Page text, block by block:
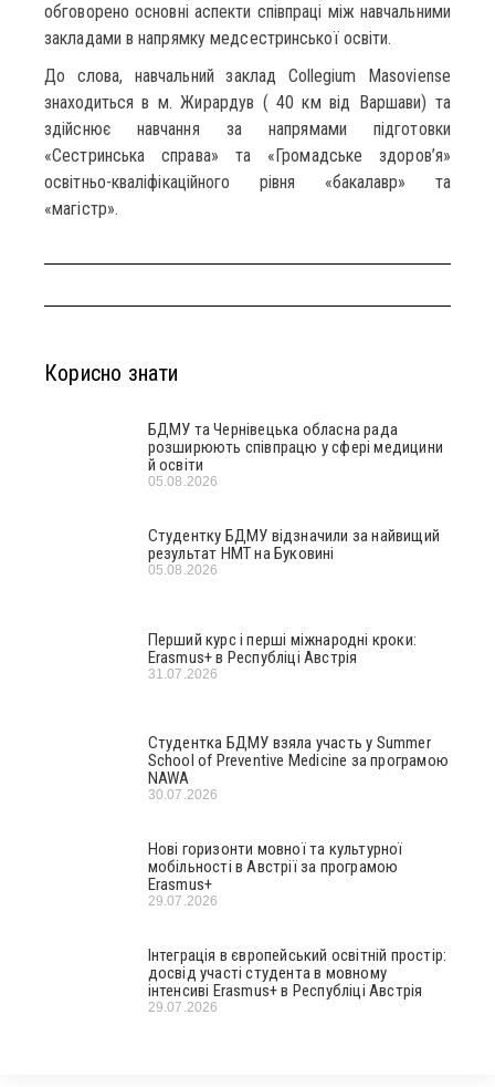
обговорено основні аспекти співпраці між навчальними
закладами в напрямку медсестринської освіти.
До слова, навчальний заклад Collegium Masoviense
знаходиться в м. Жирардув ( 40 км від Варшави) та
здійснює навчання за напрямами підготовки
«Сестринська справа» та «Громадське здоров’я»
освітньо-кваліфікаційного рівня «бакалавр» та
«магістр».
Корисно знати
БДМУ та Чернівецька обласна рада
розширюють співпрацю у сфері медицини
й освіти
05.08.2026
Студентку БДМУ відзначили за найвищий
результат НМТ на Буковині
05.08.2026
Перший курс і перші міжнародні кроки:
Erasmus+ в Республіці Австрія
31.07.2026
Студентка БДМУ взяла участь у Summer
School of Preventive Medicine за програмою
NAWA
30.07.2026
Нові горизонти мовної та культурної
мобільності в Австрії за програмою
Erasmus+
29.07.2026
Інтеграція в європейський освітній простір:
досвід участі студента в мовному
інтенсиві Erasmus+ в Республіці Австрія
29.07.2026